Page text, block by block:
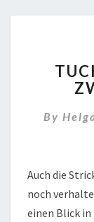
By
Auch die
noch
einen Blick